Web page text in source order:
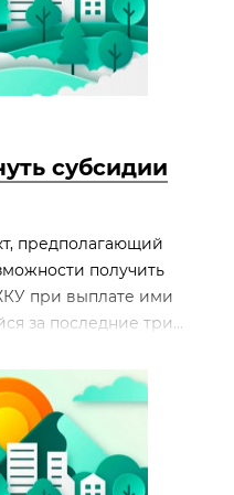
субсидии
предполагающий
получить
при выплате ими
за последние три...